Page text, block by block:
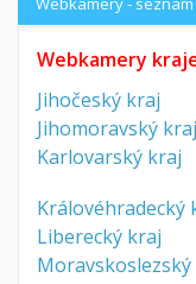
Webkamery
Jihočeský kraj
Jihomoravský kraj
Karlovarský kraj
Královéhradecký
Liberecký kraj